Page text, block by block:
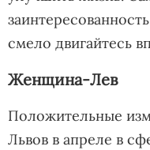
смело двигайтесь
Женщина-Лев
Положительные
Львов в апреле в